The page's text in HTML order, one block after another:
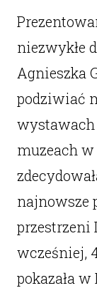
niezwykłe
Agnieszka
podziwiać
muzeach
najnowsze
przestrzeni
wcześniej,
pokazała